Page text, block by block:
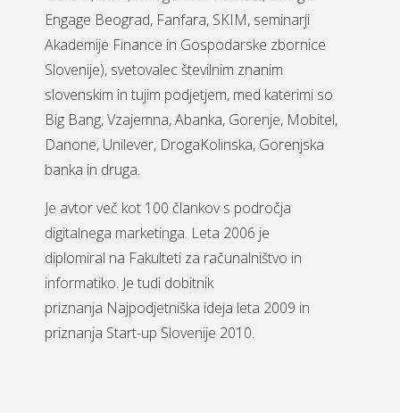
Engage Beograd, Fanfara, SKIM, seminarji
Akademije Finance in Gospodarske zbornice
Slovenije), svetovalec številnim znanim
slovenskim in tujim podjetjem, med katerimi so
Big Bang, Vzajemna, Abanka, Gorenje, Mobitel,
Danone, Unilever, DrogaKolinska, Gorenjska
banka in druga.
Je avtor več kot 100 člankov s področja
digitalnega marketinga. Leta 2006 je
diplomiral na Fakulteti za računalništvo in
informatiko. Je tudi dobitnik
priznanja Najpodjetniška ideja leta 2009 in
priznanja Start-up Slovenije 2010.